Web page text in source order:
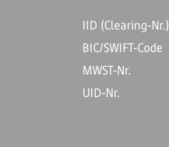
IID (Clearing-Nr.)
BIC/SWIFT-Code
MWST-Nr.
UID-Nr.